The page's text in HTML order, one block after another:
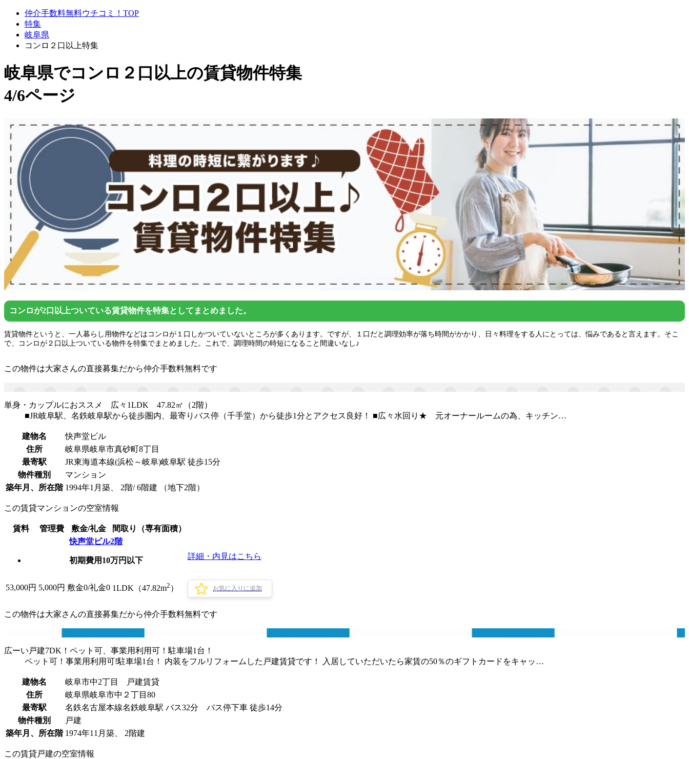
仲介手数料無料ウチコミ！TOP
特集
岐阜県
コンロ２口以上特集
岐阜県でコンロ２口以上の賃貸物件特集
4/6ページ
コンロが2口以上ついている賃貸物件を特集としてまとめました。
賃貸物件というと、一人暮らし用物件などはコンロが１口しかついていないところが多くあります。ですが、１口だと調理効率が落ち時間がかかり、日々料理をする人にとっては、悩みであると言えます。そこ
で、コンロが２口以上ついている物件を特集でまとめました。これで、調理時間の時短になること間違いなし♪
この物件は大家さんの直接募集だから仲介手数料無料です
単身・カップルにおススメ 広々1LDK 47.82㎡（2階）
■JR岐阜駅、名鉄岐阜駅から徒歩圏内、最寄りバス停（千手堂）から徒歩1分とアクセス良好！ ■広々水回り★ 元オーナールームの為、キッチン…
建物名
快声堂ビル
住所
岐阜県岐阜市真砂町8丁目
最寄駅
JR東海道本線(浜松～岐阜)岐阜駅 徒歩15分
物件種別
マンション
築年月、所在階 1994年1月築、 2階/ 6階建 （地下2階）
この賃貸マンションの空室情報
賃料 管理費 敷金/礼金
間取り（専有面積）
快声堂ビル2階
初期費用10万円以下 詳細・内見はこちら
53,000円 5,000円 敷金0/礼金0 1LDK（47.82m2 ） お気に入りに追加
この物件は大家さんの直接募集だから仲介手数料無料です
広ーい戸建7DK！ペット可、事業用利用可！駐車場1台！
ペット可！事業用利用可!駐車場1台！ 内装をフルリフォームした戸建賃貸です！ 入居していただいたら家賃の50％のギフトカードをキャッ…
建物名
岐阜市中2丁目 戸建賃貸
住所
岐阜県岐阜市中２丁⽬80
最寄駅
名鉄名古屋本線名鉄岐阜駅 バス32分 バス停下車 徒歩14分
物件種別
戸建
築年月、所在階 1974年11月築、 2階建
この賃貸戸建の空室情報